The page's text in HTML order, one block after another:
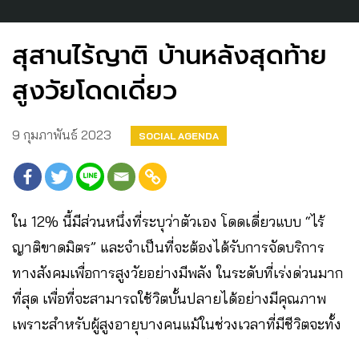
สุสานไร้ญาติ บ้านหลังสุดท้าย
สูงวัยโดดเดี่ยว
9 กุมภาพันธ์ 2023 SOCIAL AGENDA
ใน 12% นี้มีส่วนหนึ่งที่ระบุว่าตัวเอง โดดเดี่ยวแบบ “ไร้
ญาติขาดมิตร” และจำเป็นที่จะต้องได้รับการจัดบริการ
ทางสังคมเพื่อการสูงวัยอย่างมีพลัง ในระดับที่เร่งด่วนมาก
ที่สุด เพื่อที่จะสามารถใช้วิตบั้นปลายได้อย่างมีคุณภาพ
เพราะสำหรับผู้สูงอายุบางคนแม้ในช่วงเวลาที่มีชีวิตจะทั้ง